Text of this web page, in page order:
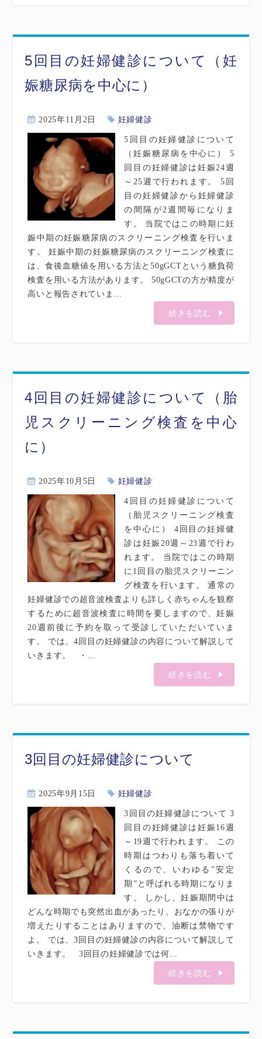
5回目の妊婦健診について（妊
娠糖尿病を中心に）
2025年11月2日 妊婦健診
5回目の妊婦健診について
（妊娠糖尿病を中心に） 5
回目の妊婦健診は妊娠24週
～25週で行われます。 5回
目の妊婦健診から妊婦健診
の間隔が2週間毎になりま
す。 当院ではこの時期に妊
娠中期の妊娠糖尿病のスクリーニング検査を行いま
す。 妊娠中期の妊娠糖尿病のスクリーニング検査に
は、食後血糖値を用いる方法と50gGCTという糖負荷
検査を用いる方法があります。 50gGCTの方が精度が
高いと報告されていま...
続きを読む
4回目の妊婦健診について（胎
児スクリーニング検査を中心
に）
2025年10月5日 妊婦健診
4回目の妊婦健診について
（胎児スクリーニング検査
を中心に） 4回目の妊婦健
診は妊娠20週～23週で行わ
れます。 当院ではこの時期
に1回目の胎児スクリーニン
グ検査を行います。 通常の
妊婦健診での超音波検査よりも詳しく赤ちゃんを観察
するために超音波検査に時間を要しますので、妊娠
20週前後に予約を取って受診していただいていま
す。 では、4回目の妊婦健診の内容について解説して
いきます。 ・...
続きを読む
3回目の妊婦健診について
2025年9月15日 妊婦健診
3回目の妊婦健診について 3
回目の妊婦健診は妊娠16週
～19週で行われます。 この
時期はつわりも落ち着いて
くるので、いわゆる”安定
期”と呼ばれる時期になりま
す。 しかし、妊娠期間中は
どんな時期でも突然出血があったり、おなかの張りが
増えたりすることはありますので、油断は禁物です
よ。 では、3回目の妊婦健診の内容について解説して
いきます。 3回目の妊婦健診では何...
続きを読む